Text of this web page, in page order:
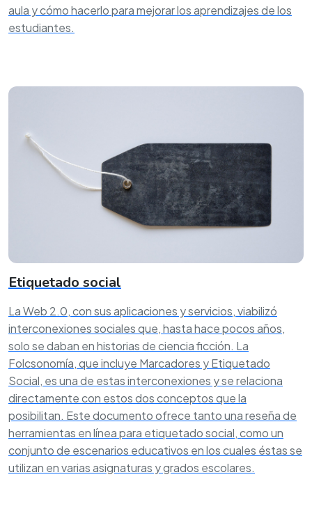
aula y cómo hacerlo para mejorar los aprendizajes de los
estudiantes.
Etiquetado social
La Web 2.0, con sus aplicaciones y servicios, viabilizó
interconexiones sociales que, hasta hace pocos años,
solo se daban en historias de ciencia ficción. La
Folcsonomía, que incluye Marcadores y Etiquetado
Social, es una de estas interconexiones y se relaciona
directamente con estos dos conceptos que la
posibilitan. Este documento ofrece tanto una reseña de
herramientas en línea para etiquetado social, como un
conjunto de escenarios educativos en los cuales éstas se
utilizan en varias asignaturas y grados escolares.